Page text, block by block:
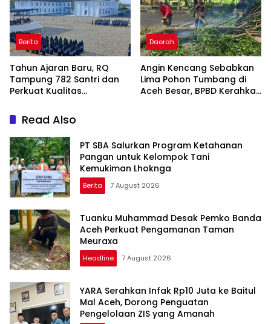
Berita
Tahun Ajaran Baru, RQ
Tampung 782 Santri dan
Perkuat Kualitas
Daerah
Angin Kencang Sebabkan
Lima Pohon Tumbang di
Aceh Besar, BPBD Kerahkan
Read Also
PT SBA Salurkan Program Ketahanan
Pangan untuk Kelompok Tani
Kemukiman Lhoknga
Berita 7 August 2026
Tuanku Muhammad Desak Pemko Banda
Aceh Perkuat Pengamanan Taman
Meuraxa
Headline 7 August 2026
YARA Serahkan Infak Rp10 Juta ke Baitul
Mal Aceh, Dorong Penguatan
Pengelolaan ZIS yang Amanah